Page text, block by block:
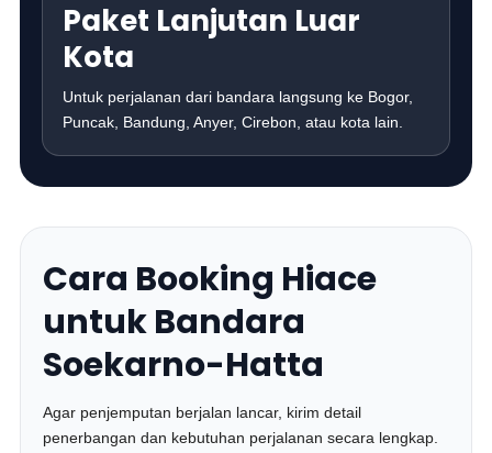
Paket Lanjutan Luar
Kota
Untuk perjalanan dari bandara langsung ke Bogor,
Puncak, Bandung, Anyer, Cirebon, atau kota lain.
Cara Booking Hiace
untuk Bandara
Soekarno-Hatta
Agar penjemputan berjalan lancar, kirim detail
penerbangan dan kebutuhan perjalanan secara lengkap.